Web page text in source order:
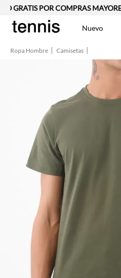
GRATIS POR COMPRAS MAYORES
Nuevo
Ropa Hombre Camisetas